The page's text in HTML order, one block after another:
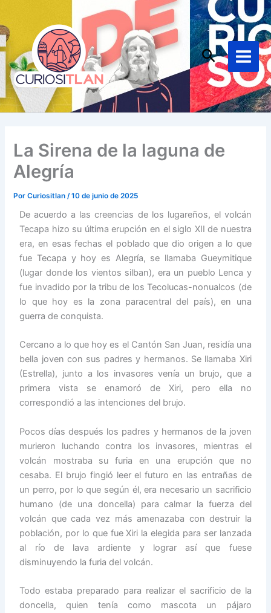
al
contenido
Buscar
Main
Menu
La Sirena de la laguna de
Alegría
PorCuriositlan/10 de junio de 2025
De acuerdo a las creencias de los lugareños, el volcán
Tecapa hizo su última erupción en el siglo XII de nuestra
era, en esas fechas el poblado que dio origen a lo que
fue Tecapa y hoy es Alegría, se llamaba Gueymitique
(lugar donde los vientos silban), era un pueblo Lenca y
fue invadido por la tribu de los Tecolucas-nonualcos (de
lo que hoy es la zona paracentral del país), en una
guerra de conquista.
Cercano a lo que hoy es el Cantón San Juan, residía una
bella joven con sus padres y hermanos. Se llamaba Xiri
(Estrella), junto a los invasores venía un brujo, que a
primera vista se enamoró de Xiri, pero ella no
correspondió a las intenciones del brujo.
Pocos días después los padres y hermanos de la joven
murieron luchando contra los invasores, mientras el
volcán mostraba su furia en una erupción que no
cesaba. El brujo fingió leer el futuro en las entrañas de
un perro, por lo que según él, era necesario un sacrificio
humano (de una doncella) para calmar la fuerza del
volcán que cada vez más amenazaba con destruir la
población, por lo que fue Xiri la elegida para ser lanzada
al río de lava ardiente y lograr así que fuese
disminuyendo la furia del volcán.
Todo estaba preparado para realizar el sacrificio de la
doncella, quien tenía como mascota un pájaro